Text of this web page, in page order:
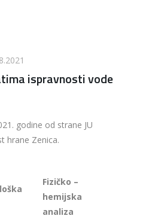
ispravnosti vode
godine od strane JU
hrane Zenica.
Fizičko –
hemijska
analiza